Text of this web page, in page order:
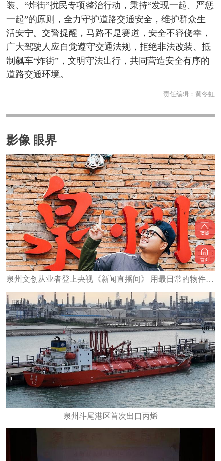
装、“炸街”扰民专项整治行动，秉持“发现一起、严惩
一起”的原则，全力守护道路交通安全，维护群众生
活安宁。交警提醒，马路不是赛道，安全不容侥幸，
广大驾驶人应自觉遵守交通法规，拒绝非法改装、抵
制飙车“炸街”，文明守法出行，共同营造安全有序的
道路交通环境。
责任编辑： 黄冬虹
影像 眼界
泉州文创从业者登上央视《新闻直播间》 用最日常的物件 承载最深的乡愁
泉州斗尾港区首次出口丙烯